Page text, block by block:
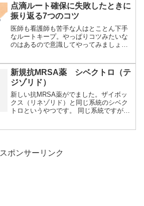
点滴ルート確保に失敗したときに
振り返る7つのコツ
医師も看護師も苦手な人はとことん下手
なルートキープ。やっぱりコツみたいな
のはあるので意識してやってみましょう
新規抗MRSA薬 シベクトロ（テ
ジゾリド）
新しい抗MRSA薬がでました。ザイボッ
クス（リネゾリド）と同じ系統のシベク
トロというやつです。 同じ系統ですがザ
スポンサーリンク